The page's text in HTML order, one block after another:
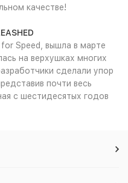
качестве!
Speed, вышла в марте
на верхушках многих
сделали упор
почти весь
с шестидесятых годов